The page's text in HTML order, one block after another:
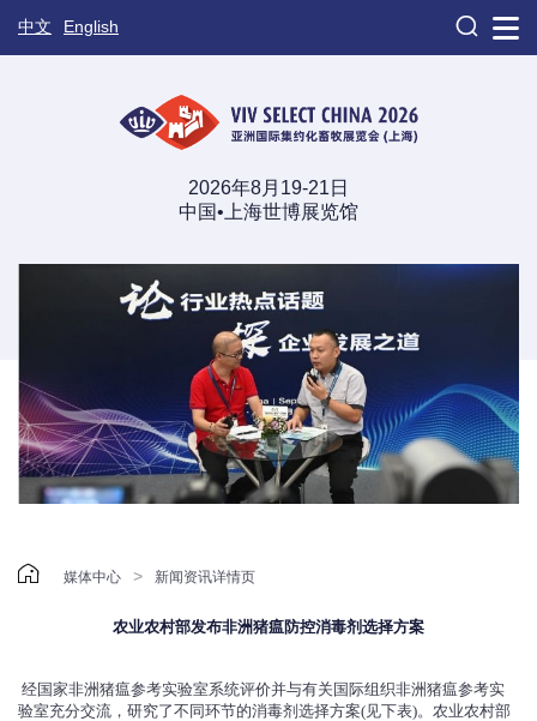
中文 English 
2026年8月19-21日
中国•上海世博展览馆
 媒体中心 > 新闻资讯详情页
农业农村部发布非洲猪瘟防控消毒剂选择方案
经国家非洲猪瘟参考实验室系统评价并与有关国际组织非洲猪瘟参考实
验室充分交流，研究了不同环节的消毒剂选择方案(见下表)。农业农村部